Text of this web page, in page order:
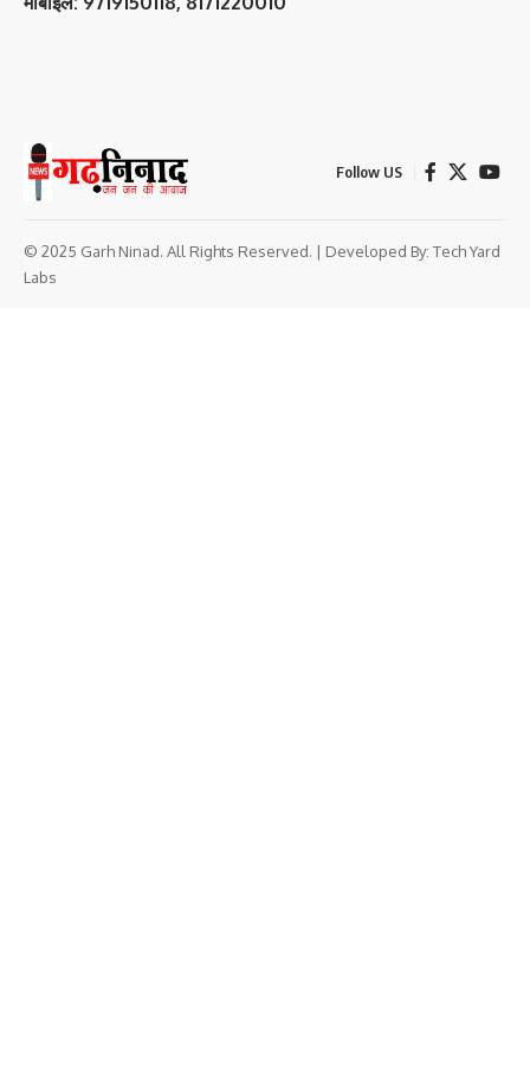
Follow US
© 2025 Garh Ninad. All Rights Reserved. | Developed By: Tech Yard
Labs